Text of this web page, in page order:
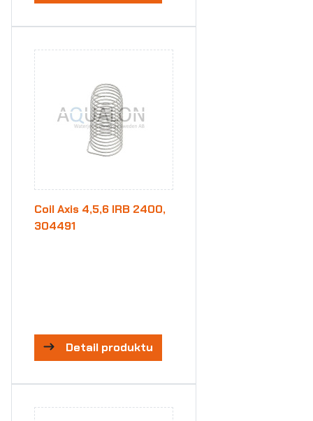
Coil Axis 4,5,6 IRB 2400,
304491
Detail produktu